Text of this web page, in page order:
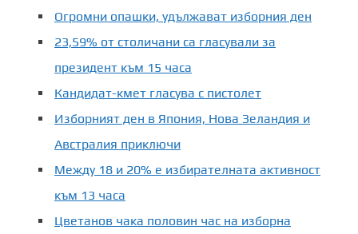
Огромни опашки, удължават изборния ден
23,59% от столичани са гласували за
президент към 15 часа
Кандидат-кмет гласува с пистолет
Изборният ден в Япония, Нова Зеландия и
Австралия приключи
Между 18 и 20% е избирателната активност
към 13 часа
Цветанов чака половин час на изборна